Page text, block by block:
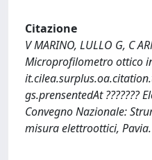
Citazione
V MARINO, LULLO G, C
Microprofilometro ottico
gs.prensentedAt ???????
Convegno Nazionale:
misura elettroottici, Pavia.